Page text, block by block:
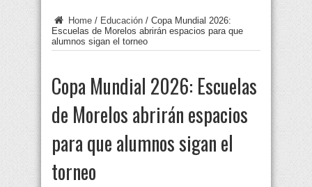
Home / Educación / Copa Mundial 2026:
Escuelas de Morelos abrirán espacios para que
alumnos sigan el torneo
Copa Mundial 2026: Escuelas
de Morelos abrirán espacios
para que alumnos sigan el
torneo